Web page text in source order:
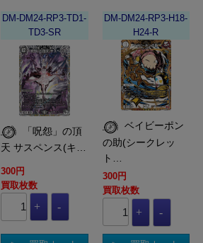
DM-DM24-RP3-TD1-
TD3-SR
天 サスペンス(キ…
300円
買取枚数
DM-DM24-RP3-H18-
H24-R
の助(シークレッ
ト…
300円
買取枚数